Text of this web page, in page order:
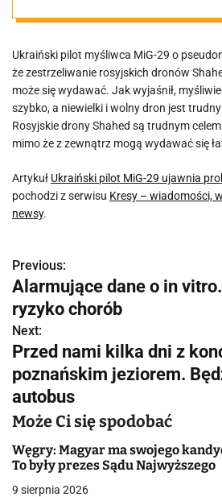
Ukraiński pilot myśliwca MiG-29 o
że zestrzeliwanie rosyjskich dronów
może się wydawać. Jak wyjaśnił,
szybko, a niewielki i wolny dron jest
Rosyjskie drony Shahed są trudnym
mimo że z zewnątrz mogą wydawać się
Artykuł Ukraiński pilot MiG-29 ujawnia
pochodzi z serwisu Kresy – wiadomości,
newsy.
N
a
w
i
g
a
c
j
Previous:
Alarmujące dane o in
ryzyko chorób
Next:
Przed nami kilka dni z
poznańskim jeziorem.
autobus
Może Ci się spodobać
Węgry: Magyar ma swojego
To były prezes Sądu Najwyższego
9 sierpnia 2026